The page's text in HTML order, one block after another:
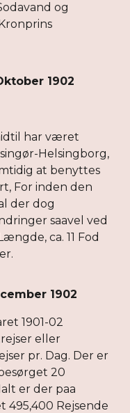
og
1902
har været
Helsingborg,
at benyttes
For inden den
der dog
saavel ved
ca. 11 Fod
1902
1901-02
eller
pr. Dag. Der er
20
er der paa
Rejsende